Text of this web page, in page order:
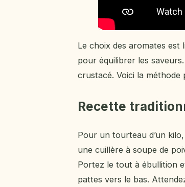
Le choix des aromates est
pour équilibrer les
crustacé. Voici la méthode
Recette
Pour un tourteau d’un
une cuillère à soupe de
Portez le tout à ébullition
pattes vers le bas.